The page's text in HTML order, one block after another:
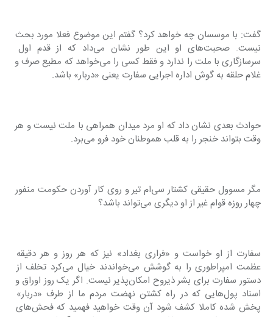
گفت: با موسسان چه خواهد کرد؟ گفتم این موضوع فعلا مورد بحث
نیست. صحبت‌های او این طور نشان می‌داد که از قدم اول
سرسازگاری با ملت را ندارد و فقط کسی را می‌خواهد که مطیع صرف و
غلام حلقه به گوش اداره اجرایی سفارت یعنی «دربار» باشد.
حوادث بعدی نشان داد که‌ او مرد میدان همراهی با ملت نیست و هر
وقت بتواند خنجر را به قلب هموطنان خود فرو می‌برد.
مگر مسوول حقیقی کشتار سی‌ام تیر و روی کار آوردن حکومت منفور
چهار روزه قوام غیر از او دیگری می‌تواند باشد؟
سفارت از او خواست و «فراری بغداد» نیز که هر روز و هر دقیقه
عظمت امپراطوری را به گوشش می‌خواندند خیال می‌کرد تخلف از
دستور سفارت برای بشر ذیروح امکان‌پذیر نیست. اگر یک روز اوراق و
اسناد پول‌هایی که در راه کشتن نهضت مردم ما از طرف «دربار»
پخش شده کاملا کشف شود آن وقت خواهید فهمید که فحش‌های